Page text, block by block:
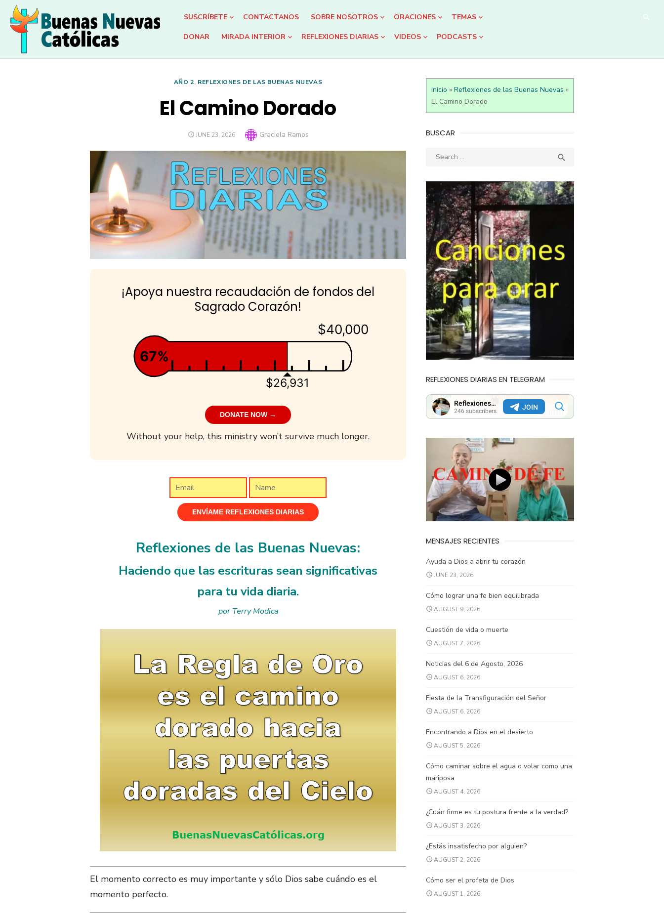
content
SUSCRÍBETE CONTACTANOS SOBRE NOSOTROS ORACIONES TEMAS
DONAR MIRADA INTERIOR REFLEXIONES DIARIAS VIDEOS PODCASTS
AÑO 2, REFLEXIONES DE LAS BUENAS NUEVAS
El Camino Dorado
POSTED
JUNE 23, 2026 Author
Graciela Ramos
¡Apoya nuestra recaudación de fondos del
Sagrado Corazón!
$40,000
$26,931
67%
DONATE NOW →
Without your help, this ministry won’t survive much longer.
Reflexiones de las Buenas Nuevas:
Haciendo que las escrituras sean significativas
para tu vida diaria.
por Terry Modica
El momento correcto es muy importante y sólo Dios sabe cuándo es el
momento perfecto.
Inicio » Reflexiones de las Buenas Nuevas »
El Camino Dorado
BUSCAR
Search

REFLEXIONES DIARIAS EN TELEGRAM
MENSAJES RECIENTES
Ayuda a Dios a abrir tu corazón
JUNE 23, 2026
Cómo lograr una fe bien equilibrada
AUGUST 9, 2026
Cuestión de vida o muerte
AUGUST 7, 2026
Noticias del 6 de Agosto, 2026
AUGUST 6, 2026
Fiesta de la Transfiguración del Señor
AUGUST 6, 2026
Encontrando a Dios en el desierto
AUGUST 5, 2026
Cómo caminar sobre el agua o volar como una
mariposa
AUGUST 4, 2026
¿Cuán firme es tu postura frente a la verdad?
AUGUST 3, 2026
¿Estás insatisfecho por alguien?
AUGUST 2, 2026
Cómo ser el profeta de Dios
AUGUST 1, 2026